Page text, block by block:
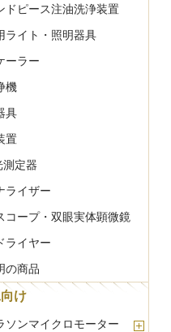
ドピース注油洗浄装置
ライト・照明器具
ーラー
機
具
置
測定器
ライザー
コープ・双眼実体顕微鏡
ライヤー
の商品
け
ソンマイクロモーター